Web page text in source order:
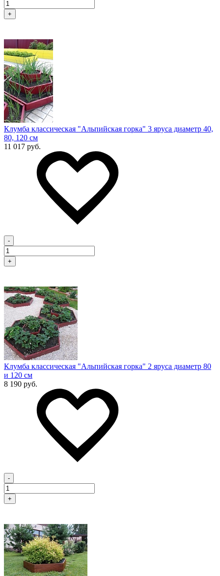
+
Клумба классическая "Альпийская горка" 3 яруса диаметр 40,
80, 120 см
11 017 руб.
-
+
Клумба классическая "Альпийская горка" 2 яруса диаметр 80
и 120 см
8 190 руб.
-
+